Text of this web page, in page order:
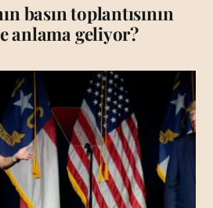
basın toplantısının
anlama geliyor?